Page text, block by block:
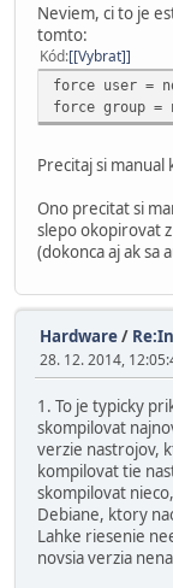
Neviem, ci to je
tomto:
Kód [Vybrat]
force user =
force group =
Precitaj si manual
Ono precitat si
slepo okopirovat
(dokonca aj ak sa
Hardware/
28. 12. 2014,
1. To je typicky
skompilovat
verzie nastrojov,
kompilovat tie
skompilovat
Debiane, ktory
Lahke riesenie
novsia verzia